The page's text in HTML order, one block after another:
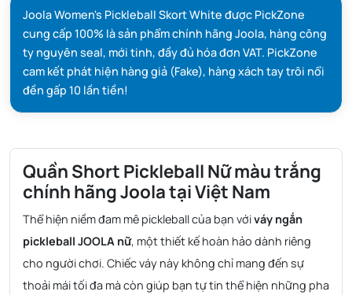
Joola Women's Pickleball Skort White được PickZone
cung cấp 100% là sản phẩm chính hãng Joola, hàng công
ty nguyên seal, mới tinh, đầy đủ hóa đơn VAT. PickZone
cam kết phát hiện hàng giả (Fake), hàng xách tay trôi nổi
đền gấp 10 lần tiền!
Quần Short Pickleball Nữ màu trắng
chính hãng Joola tại Việt Nam
Thể hiện niềm đam mê pickleball của bạn vớiváy ngắn
pickleball JOOLA nữ, một thiết kế hoàn hảo dành riêng
cho người chơi. Chiếc váy này không chỉ mang đến sự
thoải mái tối đa mà còn giúp bạn tự tin thể hiện những pha